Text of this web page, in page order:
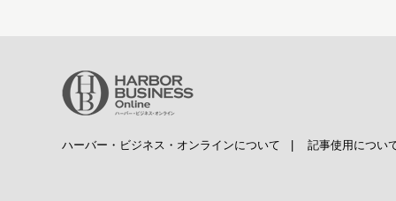
ハーバー・ビジネス・オンラインについて 記事使用につい